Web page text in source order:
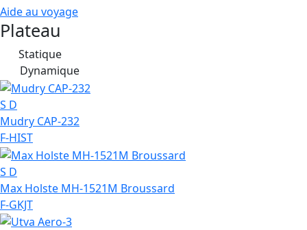
Aide au voyage
Plateau
Statique
Dynamique
S D
Mudry CAP-232
F-HIST
S D
Max Holste MH-1521M Broussard
F-GKJT